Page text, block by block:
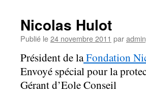
Nicolas Hulot
Publié le24 novembre 2011 par
Président de laFondation
Envoyé spécial pour la
Gérant d’Eole Conseil